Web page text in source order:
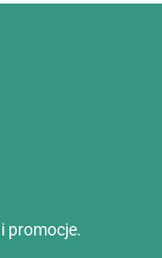
promocje.